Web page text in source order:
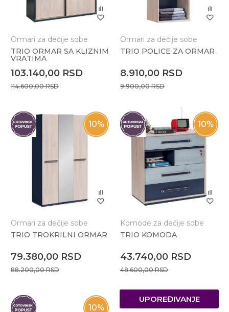
Ormari za dečije sobe
TRIO ORMAR SA KLIZNIM
VRATIMA
103.140,00 RSD
114.600,00RSD
Ormari za dečije sobe
TRIO POLICE ZA ORMAR
8.910,00 RSD
9.900,00RSD
10%
Ormari za dečije sobe
TRIO TROKRILNI ORMAR
79.380,00 RSD
88.200,00RSD
10%
Komode za dečije sobe
TRIO KOMODA
43.740,00 RSD
48.600,00RSD
10%
UPOREĐIVANJE